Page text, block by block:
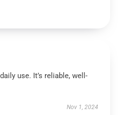
use. It’s reliable, well-
Nov 1, 2024